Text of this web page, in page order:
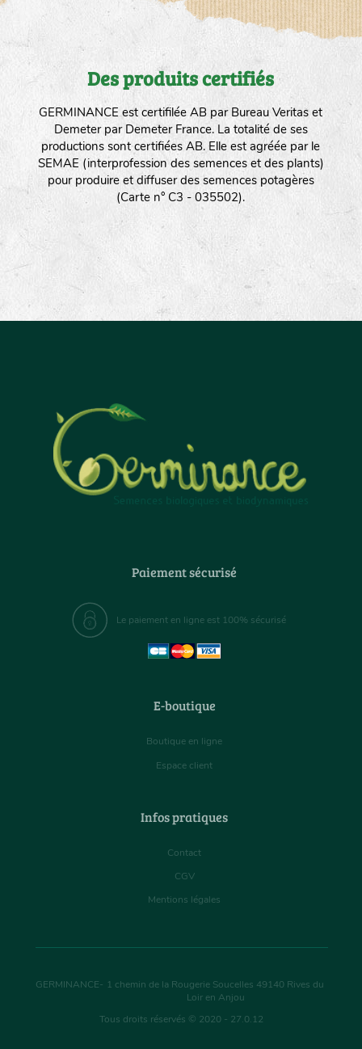
Des produits certifiés
GERMINANCE est certifilée AB par Bureau Veritas et
Demeter par Demeter France. La totalité de ses
productions sont certifiées AB. Elle est agréée par le
SEMAE (interprofession des semences et des plants)
pour produire et diffuser des semences potagères
(Carte n° C3 - 035502).
Paiement sécurisé
Le paiement en ligne est 100% sécurisé
E-boutique
Boutique en ligne
Espace client
Infos pratiques
Contact
CGV
Mentions légales
GERMINANCE- 1 chemin de la Rougerie Soucelles 49140 Rives du
Loir en Anjou
Tous droits réservés © 2020 - 27.0.12